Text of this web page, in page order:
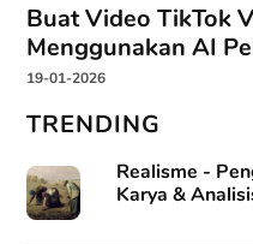
Buat Video TikTok
Menggunakan AI
19-01-2026
TRENDING
Realisme -
Karya &